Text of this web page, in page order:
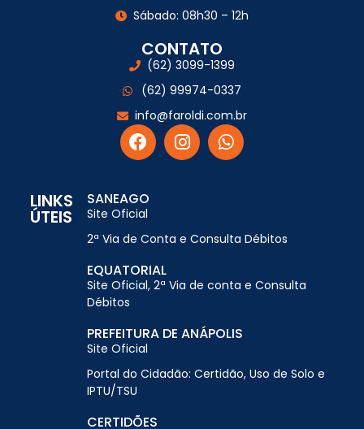
Sábado: 08h30 – 12h
CONTATO
(62) 3099-1399
(62) 99974-0337
info@faroldi.com.br
LINKS
ÚTEIS
SANEAGO
Site Oficial
2ª Via de Conta e Consulta Débitos
EQUATORIAL
Site Oficial, 2ª Via de conta e Consulta
Débitos
PREFEITURA DE ANÁPOLIS
Site Oficial
Portal do Cidadão: Certidão, Uso de Solo e
IPTU/TSU
CERTIDÕES